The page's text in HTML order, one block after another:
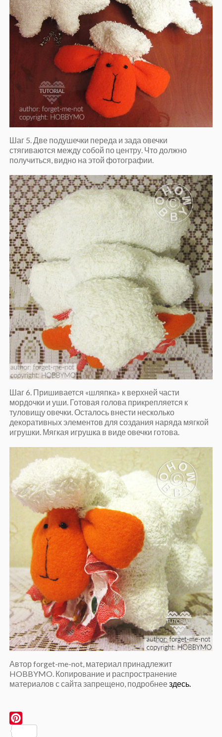
Шаг 5. Две подушечки переда и зада овечки
стягиваются между собой по центру. Что должно
получиться, видно на этой фотографии.
Шаг 6. Пришивается «шляпка» к верхней части
мордочки и уши. Готовая голова прикрепляется к
туловищу овечки. Осталось внести несколько
декоративных элементов для создания наряда мягкой
игрушки. Мягкая игрушка в виде овечки готова.
Автор forget-me-not, материал принадлежит
HOBBYMO. Копирование и распространение
материалов с сайта запрещено, подробнеездесь.